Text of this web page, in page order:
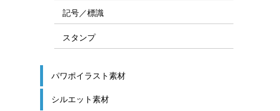
記号／標識
スタンプ
パワポイラスト素材
シルエット素材